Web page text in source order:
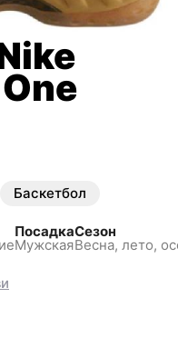
Баскетбол
Посадка
Мужская
Сезон
Весна, лето,